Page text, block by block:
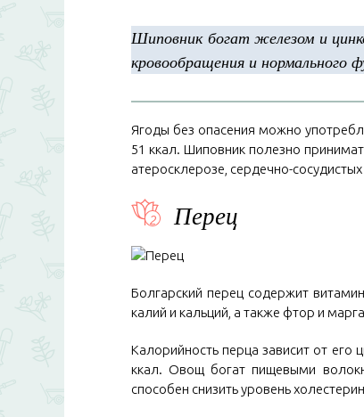
Шиповник богат железом и
кровообращения и нормального
Ягоды без опасения можно
51 ккал. Шиповник полезно
атеросклерозе, сердечно-
Перец
Болгарский перец содержит
калий и кальций, а также фтор и
Калорийность перца зависит от его
ккал. Овощ богат пищевыми
способен снизить уровень